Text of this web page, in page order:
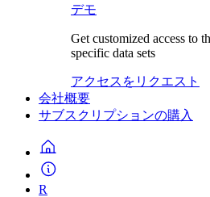
デモ
Get customized access to
specific data sets
アクセスをリクエスト
会社概要
サブスクリプションの購入
R